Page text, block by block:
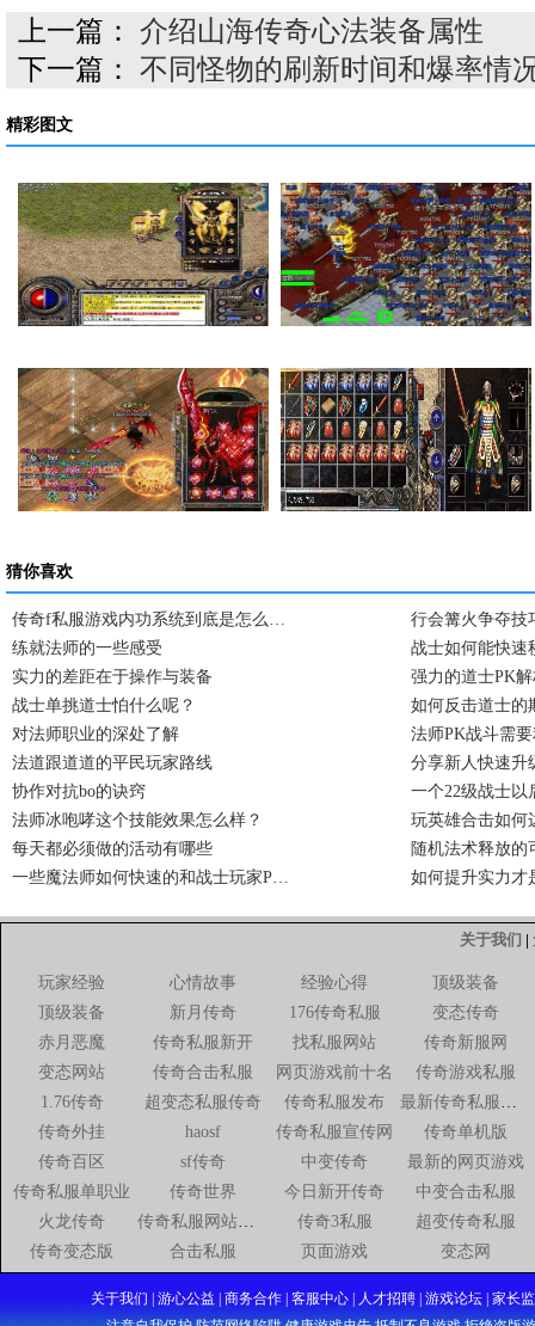
上一篇： 介绍山海传奇心法装备属性
下一篇： 不同怪物的刷新时间和爆率情
精彩图文
在传奇私服里面如何… 法师的感化也就是提…
猜你喜欢
传奇f私服游戏内功系统到底是怎么…
行会篝火争夺技
练就法师的一些感受
战士如何能快速
实力的差距在于操作与装备
强力的道士PK
战士单挑道士怕什么呢？
如何反击道士的
对法师职业的深处了解
法师PK战斗需
法道跟道道的平民玩家路线
分享新人快速升
协作对抗bo的诀窍
一个22级战士以
法师冰咆哮这个技能效果怎么样？
玩英雄合击如何
每天都必须做的活动有哪些
随机法术释放的
一些魔法师如何快速的和战士玩家P…
如何提升实力才
关于我们 |
玩家经验 心情故事 经验心得
顶级装备
顶级装备
新月传奇 176传奇私服
变态传奇
赤月恶魔
传奇私服新开 找私服网站
传奇新服网
变态网站
传奇合击私服 网页游戏前十名
传奇游戏私服
1.76传奇
超变态私服传奇 传奇私服发布
传奇外挂
haosf 传奇私服宣传网
传奇单机版
传奇百区
sf传奇 中变传奇
最新的网页游戏
传奇私服单职业
传奇世界 今日新开传奇
中变合击私服
火龙传奇
传奇3私服
超变传奇私服
传奇变态版
合击私服 页面游戏 变态网
关于我们 | 游心公益 | 商务合作 | 客服中心 | 人才招聘 | 游戏论坛 | 家